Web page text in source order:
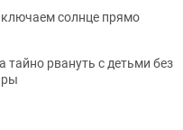
солнце прямо
тайно рвануть с детьми без